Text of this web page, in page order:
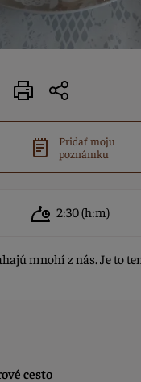
Pridať moju
poznámku
2:30(h:m)
mnohí z nás. Je to
cesto